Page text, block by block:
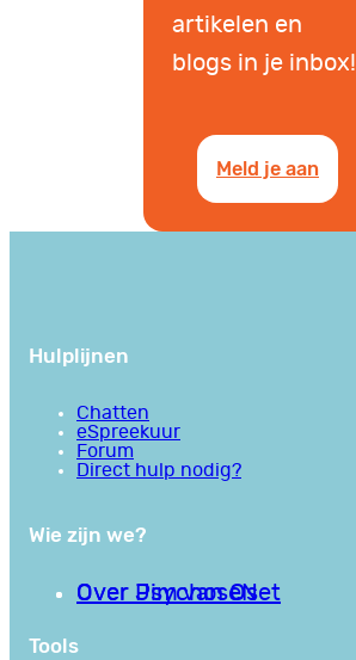
artikelen en
blogs in je inbox!
Meld je aan
Hulplijnen
Chatten
eSpreekuur
Forum
Direct hulp nodig?
Wie zijn we?
Over PsychoseNet
Over Jim van Os
Tools